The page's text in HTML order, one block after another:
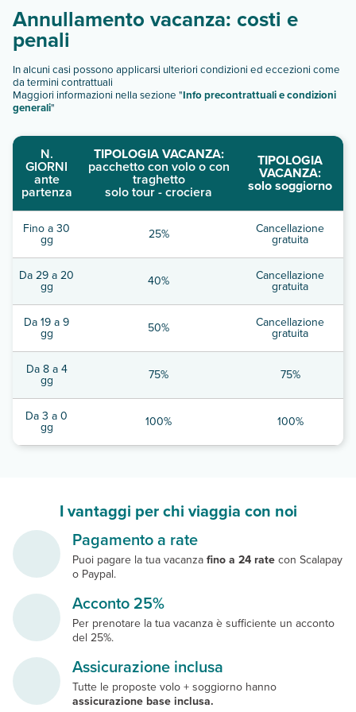
Annullamento vacanza: costi e
penali
In alcuni casi possono applicarsi ulteriori condizioni ed eccezioni come
da termini contrattuali
Maggiori informazioni nella sezione "Info precontrattuali e condizioni
generali"
N.
GIORNI
ante
partenza
TIPOLOGIA VACANZA:
pacchetto con volo o con
traghetto
solo tour - crociera
TIPOLOGIA
VACANZA:
solo soggiorno
Fino a 30
gg 25% Cancellazione
gratuita
Da 29 a 20
gg 40% Cancellazione
gratuita
Da 19 a 9
gg 50% Cancellazione
gratuita
Da 8 a 4
gg 75% 75%
Da 3 a 0
gg 100% 100%
I vantaggi per chi viaggia con noi
Pagamento a rate
Puoi pagare la tua vacanzafino a 24 ratecon Scalapay
o Paypal.
Acconto 25%
Per prenotare la tua vacanza è sufficiente un acconto
del 25%.
Assicurazione inclusa
Tutte le proposte volo + soggiorno hanno
assicurazione base inclusa.